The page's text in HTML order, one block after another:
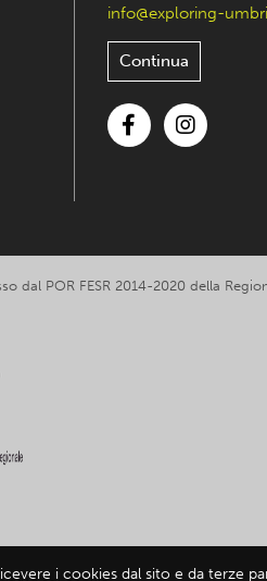
info@exploring-
Continua
dal POR FESR 2014-2020 della
sui cookie
i cookies dal sito e da terze